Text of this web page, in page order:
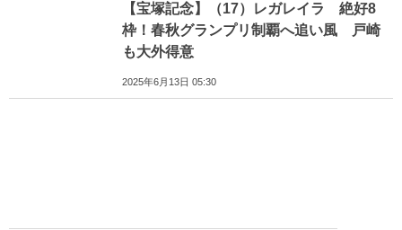
【宝塚記念】（17）レガレイラ 絶好8
枠！春秋グランプリ制覇へ追い風 戸崎
も大外得意
2025年6月13日 05:30